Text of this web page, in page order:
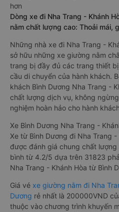
hơn
Dòng xe đi Nha Trang - Khánh
nằm chất lượng cao: Thoải mái,
Những nhà xe đi Nha Trang -
sở hữu những xe giường nằm
trang bị đầy đủ các trang thiết
cầu di chuyển của hành khách.
khách Bình Dương Nha Trang -
chất lượng dịch vụ, không
nghiệm hoàn hảo cho hành
Xe Bình Dương Nha Trang -
Xe từ Bình Dương đi Nha Trang
được đánh giá chung chất
bình từ 4.2/5 dựa trên 31823
Nha Trang - Khánh Hòa từ Bình
Giá vé xe giường nằm đi Nha
Dương rẻ nhất là 200000VND
thuộc vào chương trình khuyến